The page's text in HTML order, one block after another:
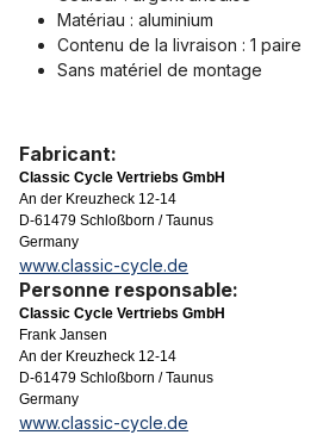
Matériau : aluminium
Contenu de la livraison : 1 paire
Sans matériel de montage
Fabricant:
Classic Cycle Vertriebs GmbH
An der Kreuzheck 12-14
D-61479 Schloßborn / Taunus
Germany
www.classic-cycle.de
Personne responsable:
Classic Cycle Vertriebs GmbH
Frank Jansen
An der Kreuzheck 12-14
D-61479 Schloßborn / Taunus
Germany
www.classic-cycle.de